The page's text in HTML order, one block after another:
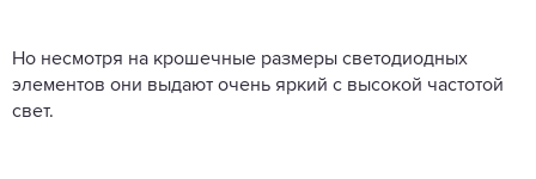
Но несмотря на крошечные размеры светодиодных
элементов они выдают очень яркий с высокой частотой
свет.